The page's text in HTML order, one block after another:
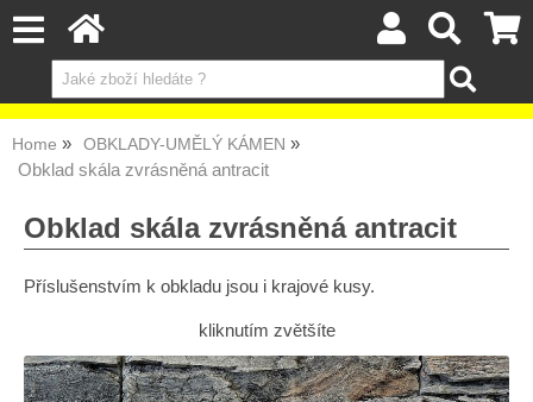
Home OBKLADY-UMĚLÝ KÁMEN
Obklad skála zvrásněná antracit
Obklad skála zvrásněná antracit
Příslušenstvím k obkladu jsou i krajové kusy.
kliknutím zvětšíte